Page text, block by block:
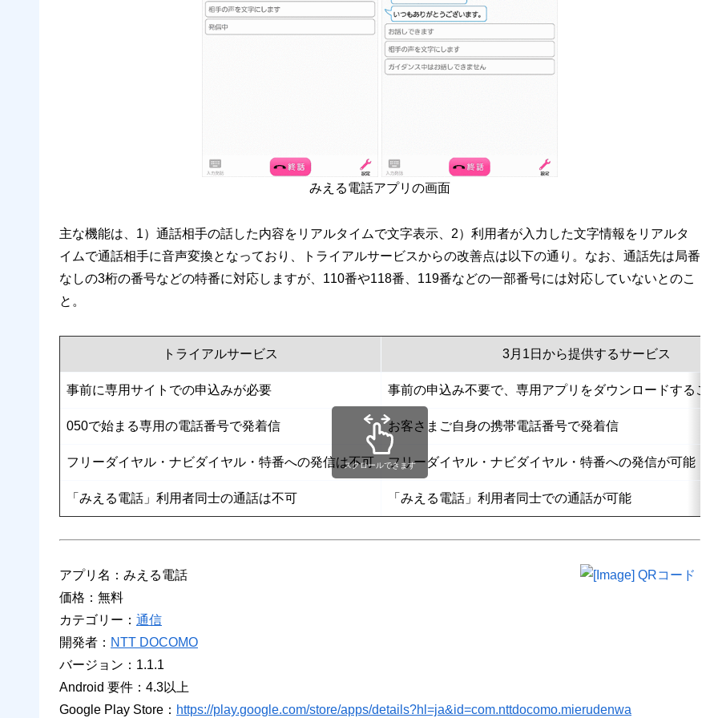
みえる電話アプリの画面
主な機能は、1）通話相手の話した内容をリアルタイムで文字表示、2）利用者が入力した文字情報をリアルタ
イムで通話相手に音声変換となっており、トライアルサービスからの改善点は以下の通り。なお、通話先は局番
なしの3桁の番号などの特番に対応しますが、110番や118番、119番などの一部番号には対応していないとのこ
と。
トライアルサービス 3月1日から提供するサービス
事前に専用サイトでの申込みが必要 事前の申込み不要で、専用アプリをダウンロードするこ
050で始まる専用の電話番号で発着信 お客さまご自身の携帯電話番号で発着信
フリーダイヤル・ナビダイヤル・特番への発信は不可 フリーダイヤル・ナビダイヤル・特番への発信が可能
「みえる電話」利用者同士の通話は不可 「みえる電話」利用者同士での通話が可能
スクロールできます
アプリ名：みえる電話
価格：無料
カテゴリー： 通信
開発者： NTT DOCOMO
バージョン：1.1.1
Android 要件：4.3以上
Google Play Store： https://play.google.com/store/apps/details?hl=ja&id=com.nttdocomo.mierudenwa